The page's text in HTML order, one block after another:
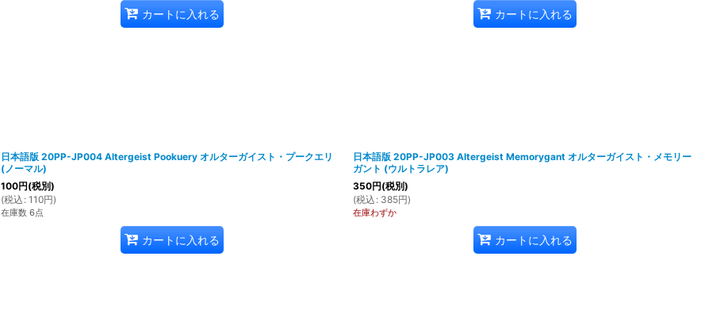
カートに入れる カートに入れる
日本語版 20PP-JP004 Altergeist Pookuery オルターガイスト・プークエリ
(ノーマル)
100円(税別)
(税込 : 110円)
在庫数 6点
カートに入れる
日本語版 20PP-JP003 Altergeist Memorygant オルターガイスト・メモリー
ガント (ウルトラレア)
350円(税別)
(税込 : 385円)
在庫わずか
カートに入れる